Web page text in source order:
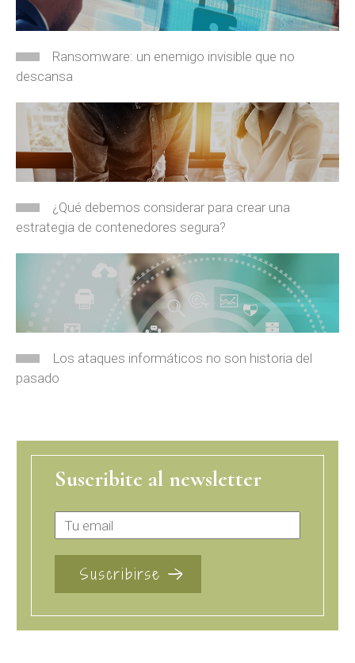
Ransomware: un enemigo invisible que no
descansa
¿Qué debemos considerar para crear una
estrategia de contenedores segura?
Los ataques informáticos no son historia del
pasado
Suscribite al newsletter